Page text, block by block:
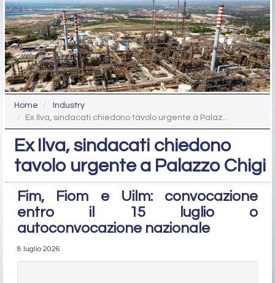
Home
Industry
Ex Ilva, sindacati chiedono tavolo urgente a Palaz...
Ex Ilva, sindacati chiedono
tavolo urgente a Palazzo Chigi
Fim, Fiom e Uilm: convocazione
entro il 15 luglio o
autoconvocazione nazionale
8 luglio 2026